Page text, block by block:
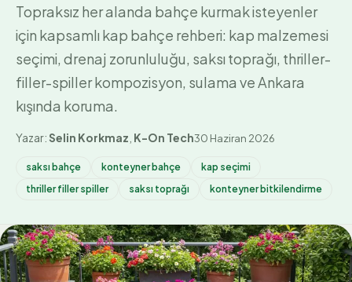
Topraksız her alanda bahçe kurmak isteyenler
için kapsamlı kap bahçe rehberi: kap malzemesi
seçimi, drenaj zorunluluğu, saksı toprağı, thriller-
filler-spiller kompozisyon, sulama ve Ankara
kışında koruma.
Yazar:Selin Korkmaz K-On Tech30 Haziran 2026
saksı bahçe konteyner bahçe
kap seçimi
thriller filler spiller
saksı toprağı konteyner bitkilendirme